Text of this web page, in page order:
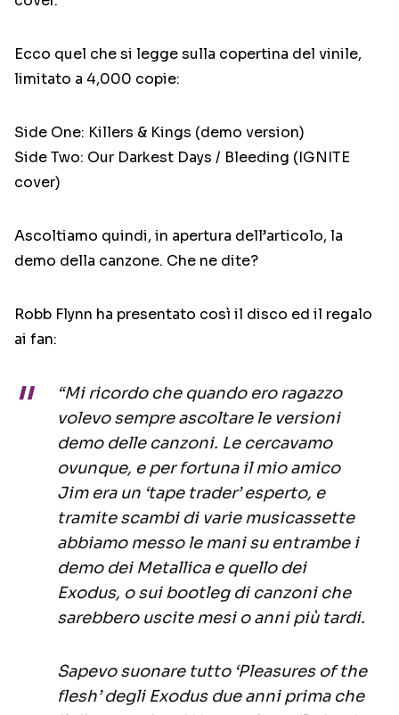
Ecco quel che si legge sulla copertina del vinile,
limitato a 4,000 copie:
Side One: Killers & Kings (demo version)
Side Two: Our Darkest Days / Bleeding (IGNITE
cover)
Ascoltiamo quindi, in apertura dell’articolo, la
demo della canzone. Che ne dite?
Robb Flynn ha presentato così il disco ed il regalo
ai fan:
“Mi ricordo che quando ero ragazzo
volevo sempre ascoltare le versioni
demo delle canzoni. Le cercavamo
ovunque, e per fortuna il mio amico
Jim era un ‘tape trader’ esperto, e
tramite scambi di varie musicassette
abbiamo messo le mani su entrambe i
demo dei Metallica e quello dei
Exodus, o sui bootleg di canzoni che
sarebbero uscite mesi o anni più tardi.
Sapevo suonare tutto ‘Pleasures of the
flesh’ degli Exodus due anni prima che